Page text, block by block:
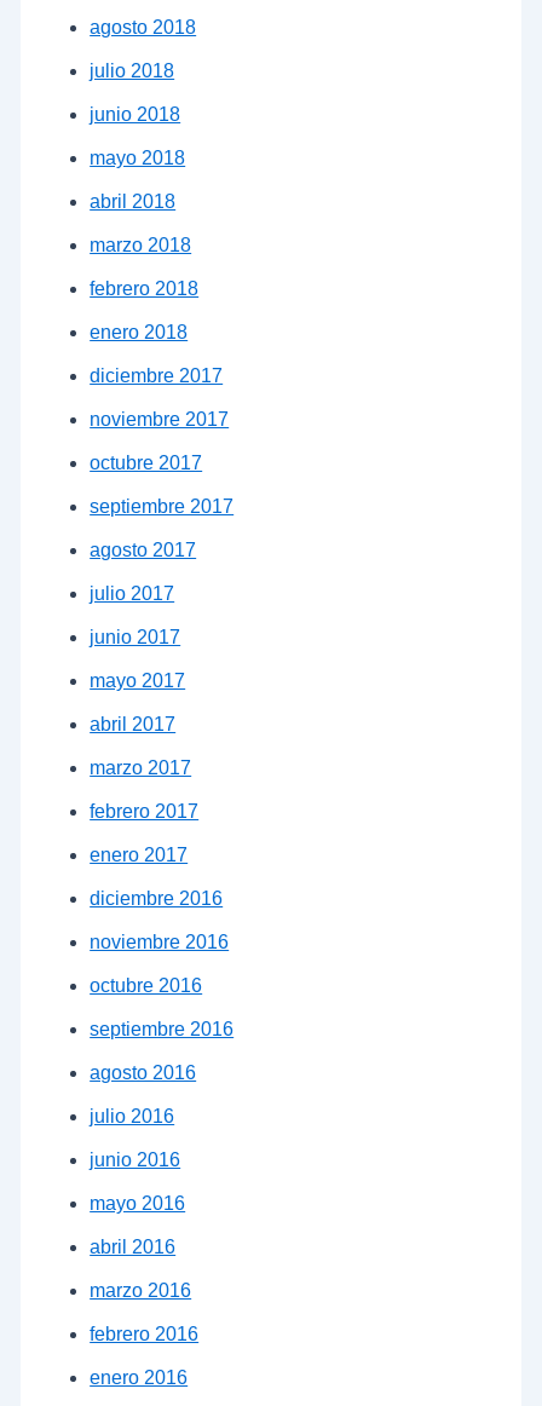
agosto 2018
julio 2018
junio 2018
mayo 2018
abril 2018
marzo 2018
febrero 2018
enero 2018
diciembre 2017
noviembre 2017
octubre 2017
septiembre 2017
agosto 2017
julio 2017
junio 2017
mayo 2017
abril 2017
marzo 2017
febrero 2017
enero 2017
diciembre 2016
noviembre 2016
octubre 2016
septiembre 2016
agosto 2016
julio 2016
junio 2016
mayo 2016
abril 2016
marzo 2016
febrero 2016
enero 2016